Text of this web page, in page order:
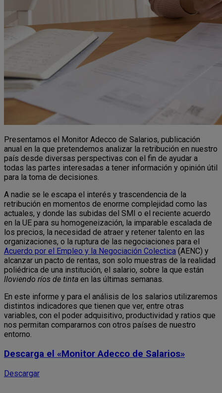
Presentamos el Monitor Adecco de Salarios, publicación
anual en la que pretendemos analizar la retribución en nuestro
país desde diversas perspectivas con el fin de ayudar a
todas las partes interesadas a tener información y opinión útil
para la toma de decisiones.
A nadie se le escapa el interés y trascendencia de la
retribución en momentos de enorme complejidad como las
actuales, y donde las subidas del SMI o el reciente acuerdo
en la UE para su homogeneización, la imparable escalada de
los precios, la necesidad de atraer y retener talento en las
organizaciones, o la ruptura de las negociaciones para el
Acuerdo por el Empleo y la Negociación Colectica (AENC) y
alcanzar un pacto de rentas, son solo muestras de la realidad
poliédrica de una institución, el salario, sobre la que están
lloviendo ríos de tinta en las últimas semanas.
En este informe y para el análisis de los salarios utilizaremos
distintos indicadores que tienen que ver, entre otras
variables, con el poder adquisitivo, productividad y ratios que
nos permitan compararnos con otros países de nuestro
entorno.
Descarga el «Monitor Adecco de Salarios»
Descargar